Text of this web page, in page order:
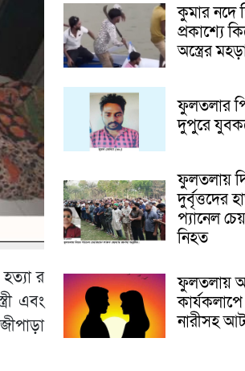
র
এবং
কুমার নদে
প্রকাশ্যে
অস্ত্রের
ফুলতলার
দুপুরে
ফুলতলায়
দুর্বৃত্তদের
প্যানেল
নিহত
ফুলতলায়
নারীসহ